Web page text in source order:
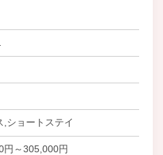
,ショートステイ
円～305,000円